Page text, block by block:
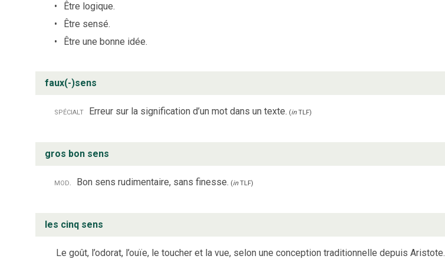
Être logique.
Être sensé.
Être une bonne idée.
faux(-)sens
spécialt Erreur sur la signification d’un mot dans un texte. (inTLF)
gros bon sens
mod. Bon sens rudimentaire, sans finesse. (inTLF)
les cinq sens
Le goût, l’odorat, l’ouïe, le toucher et la vue, selon une conception traditionnelle depuis Aristote.